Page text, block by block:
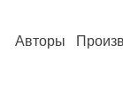
Авторы